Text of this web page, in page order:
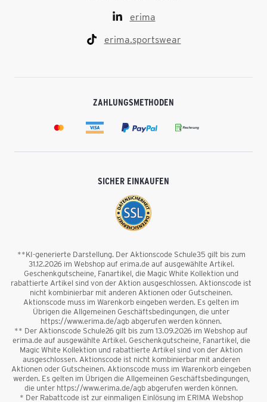
erima
erima.sportswear
ZAHLUNGSMETHODEN
SICHER EINKAUFEN
**KI-generierte Darstellung. Der Aktionscode Schule35 gilt bis zum
31.12.2026 im Webshop auf erima.de auf ausgewählte Artikel.
Geschenkgutscheine, Fanartikel, die Magic White Kollektion und
rabattierte Artikel sind von der Aktion ausgeschlossen. Aktionscode ist
nicht kombinierbar mit anderen Aktionen oder Gutscheinen.
Aktionscode muss im Warenkorb eingeben werden. Es gelten im
Übrigen die Allgemeinen Geschäftsbedingungen, die unter
https://www.erima.de/agb abgerufen werden können.
** Der Aktionscode Schule26 gilt bis zum 13.09.2026 im Webshop auf
erima.de auf ausgewählte Artikel. Geschenkgutscheine, Fanartikel, die
Magic White Kollektion und rabattierte Artikel sind von der Aktion
ausgeschlossen. Aktionscode ist nicht kombinierbar mit anderen
Aktionen oder Gutscheinen. Aktionscode muss im Warenkorb eingeben
werden. Es gelten im Übrigen die Allgemeinen Geschäftsbedingungen,
die unter https://www.erima.de/agb abgerufen werden können.
* Der Rabattcode ist zur einmaligen Einlösung im ERIMA Webshop